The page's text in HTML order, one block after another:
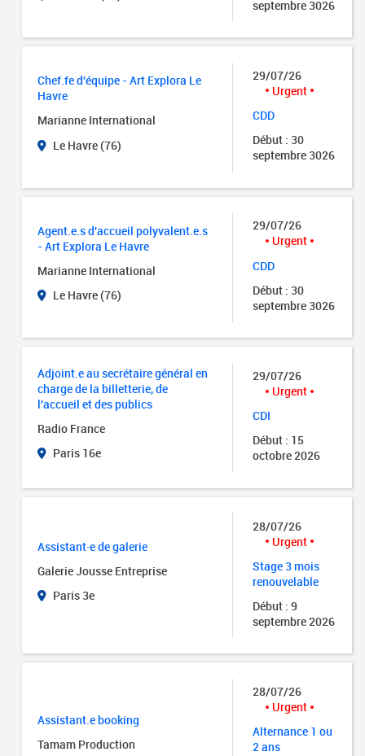
septembre 3026
Chef.fe d'équipe - Art Explora Le
Havre
Marianne International
Le Havre (76)
29/07/26
Urgent
CDD
Début : 30
septembre 3026
Agent.e.s d'accueil polyvalent.e.s
- Art Explora Le Havre
Marianne International
Le Havre (76)
29/07/26
Urgent
CDD
Début : 30
septembre 3026
Adjoint.e au secrétaire général en
charge de la billetterie, de
l'accueil et des publics
Radio France
Paris 16e
29/07/26
Urgent
CDI
Début : 15
octobre 2026
Assistant·e de galerie
Galerie Jousse Entreprise
Paris 3e
28/07/26
Urgent
Stage 3 mois
renouvelable
Début : 9
septembre 2026
Assistant.e booking
Tamam Production
28/07/26
Urgent
Alternance 1 ou
2 ans